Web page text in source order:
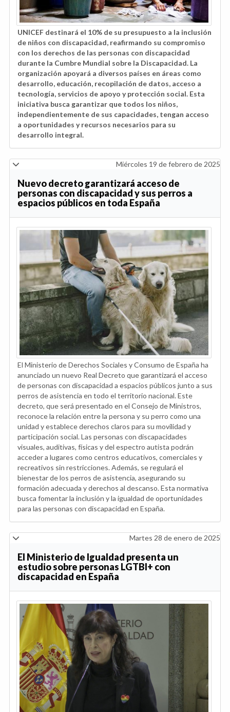
UNICEF destinará el 10% de su presupuesto a la inclusión
de niños con discapacidad, reafirmando su compromiso
con los derechos de las personas con discapacidad
durante la Cumbre Mundial sobre la Discapacidad. La
organización apoyará a diversos países en áreas como
desarrollo, educación, recopilación de datos, acceso a
tecnología, servicios de apoyo y protección social. Esta
iniciativa busca garantizar que todos los niños,
independientemente de sus capacidades, tengan acceso
a oportunidades y recursos necesarios para su
desarrollo integral.
Miércoles 19 de febrero de 2025
Nuevo decreto garantizará acceso de
personas con discapacidad y sus perros a
espacios públicos en toda España
El Ministerio de Derechos Sociales y Consumo de España ha
anunciado un nuevo Real Decreto que garantizará el acceso
de personas con discapacidad a espacios públicos junto a sus
perros de asistencia en todo el territorio nacional. Este
decreto, que será presentado en el Consejo de Ministros,
reconoce la relación entre la persona y su perro como una
unidad y establece derechos claros para su movilidad y
participación social. Las personas con discapacidades
visuales, auditivas, físicas y del espectro autista podrán
acceder a lugares como centros educativos, comerciales y
recreativos sin restricciones. Además, se regulará el
bienestar de los perros de asistencia, asegurando su
formación adecuada y derechos al descanso. Esta normativa
busca fomentar la inclusión y la igualdad de oportunidades
para las personas con discapacidad en España.
Martes 28 de enero de 2025
El Ministerio de Igualdad presenta un
estudio sobre personas LGTBI+ con
discapacidad en España